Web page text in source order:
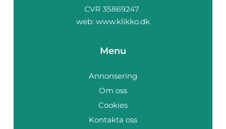
web: www.klikko.dk
Menu
Annonsering
Om oss
Cookies
Kontakta oss